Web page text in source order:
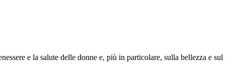
e la salute delle donne e, più in particolare, sulla bellezza e sul